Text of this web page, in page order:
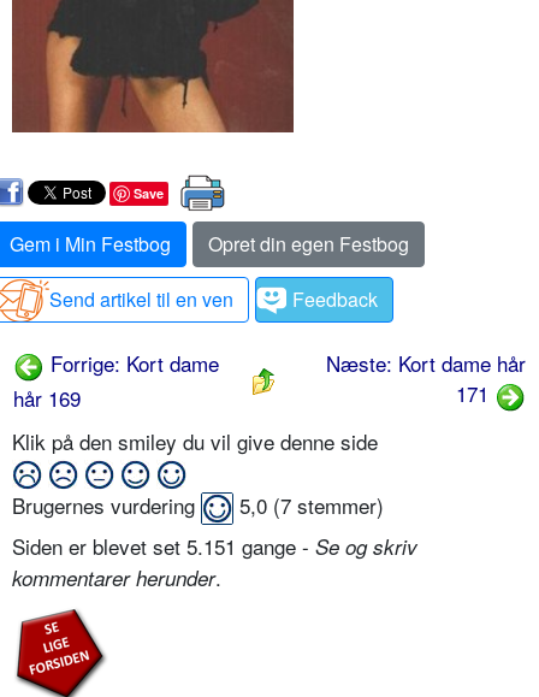
Save
Gem i Min Festbog
Opret din egen Festbog
Send artikel til en ven
Feedback
Forrige: Kort dame
hår 169
Næste: Kort dame hår
171
Klik på den smiley du vil give denne side
Brugernes vurdering 5,0 (7 stemmer)
Siden er blevet set 5.151 gange - Se og skriv
kommentarer herunder.